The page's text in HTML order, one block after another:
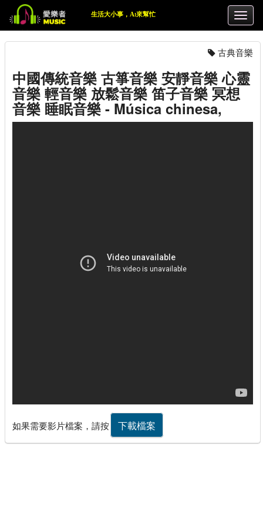
生活大小事，Ai來幫忙
古典音樂
中國傳統音樂 古箏音樂 安靜音樂 心靈
音樂 輕音樂 放鬆音樂 笛子音樂 冥想
音樂 睡眠音樂 - Música chinesa,
如果需要影片檔案，請按 下載檔案